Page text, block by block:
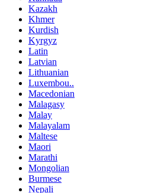
Kazakh
Khmer
Kurdish
Kyrgyz
Latin
Latvian
Lithuanian
Luxembou..
Macedonian
Malagasy
Malay
Malayalam
Maltese
Maori
Marathi
Mongolian
Burmese
Nepali